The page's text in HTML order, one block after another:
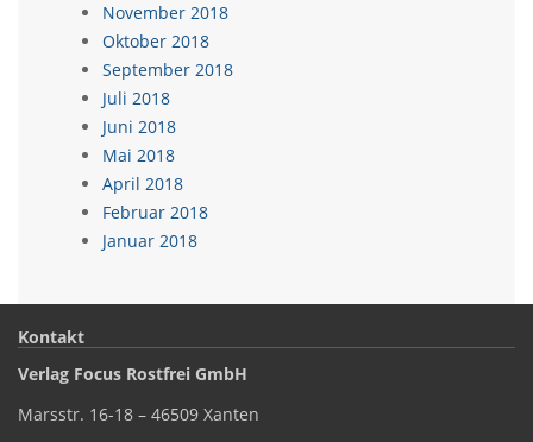
November 2018
Oktober 2018
September 2018
Juli 2018
Juni 2018
Mai 2018
April 2018
Februar 2018
Januar 2018
Kontakt
Verlag Focus Rostfrei GmbH
Marsstr. 16-18 – 46509 Xanten